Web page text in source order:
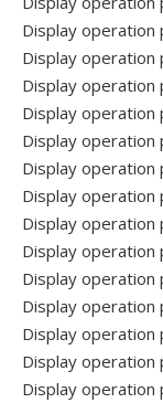
Display operation
Display operation
Display operation
Display operation
Display operation
Display operation
Display operation
Display operation
Display operation
Display operation
Display operation
Display operation
Display operation
Display operation